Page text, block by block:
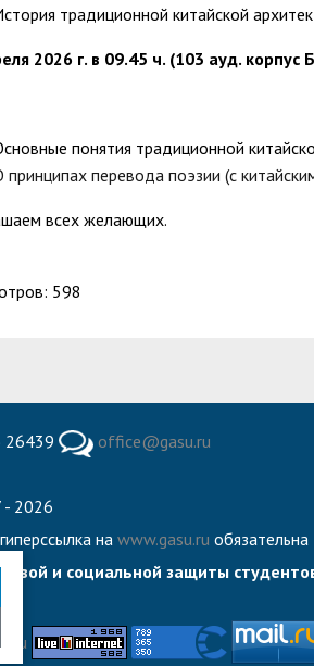
традиционной китайской
2026 г. в 09.45 ч. (103 ауд. корпус
понятия традиционной
принципах перевода поэзии (с
всех желающих.
598
26439
office@gasu.ru
- 2026
на www.gasu.ru обязательна
и социальной защиты